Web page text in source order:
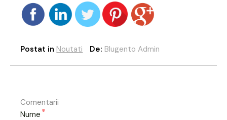
Postat in Noutati De: Blugento Admin
Comentarii
Nume *